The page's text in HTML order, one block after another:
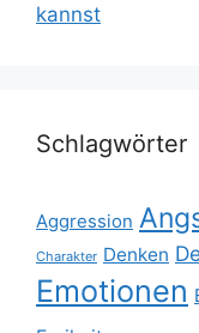
kannst
Schlagwörter
Aggression
Charakter Denken
Emotionen